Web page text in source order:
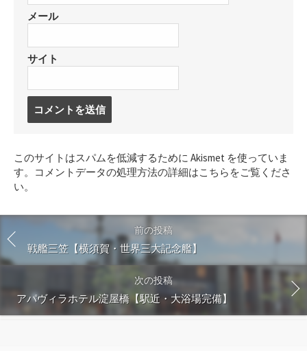
メール
サイト
す
る
このサイトはスパムを低減するために Akismet を使っていま
す。
コメントデータの処理方法の詳細はこちらをご覧くださ
い。
前の投稿
戦艦三笠【横須賀・世界三大記念艦】
次の投稿
アパヴィラホテル淀屋橋【駅近・大浴場完備】